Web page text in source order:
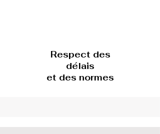
Respect des
délais
et des normes